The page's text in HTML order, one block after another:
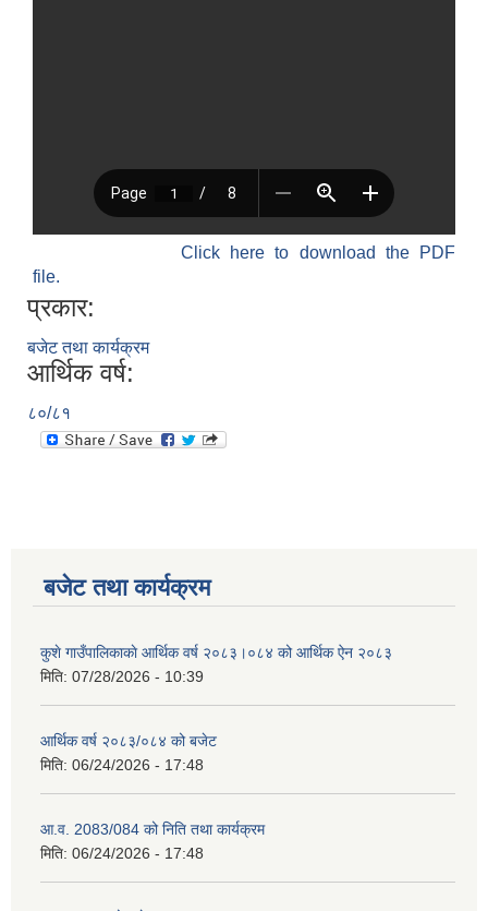
Click here to download the PDF
file.
प्रकार:
बजेट तथा कार्यक्रम
आर्थिक वर्ष:
८०/८१
बजेट तथा कार्यक्रम
कुशे गाउँपालिकाकाे आर्थिक वर्ष २०८३।०८४ को आर्थिक ऐन २०८३
मिति: 07/28/2026 - 10:39
आर्थिक वर्ष २०८३/०८४ को बजेट
मिति: 06/24/2026 - 17:48
आ.व. 2083/084 को निति तथा कार्यक्रम
मिति: 06/24/2026 - 17:48